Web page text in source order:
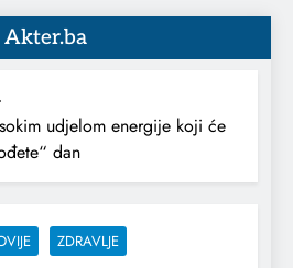
Akter.ba
udjelom energije koji će
dan
ZDRAVLJE